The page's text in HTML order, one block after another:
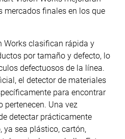
mercados finales en los que
Works clasifican rápida y
por tamaño y defecto, lo
defectuosos de la línea.
el detector de materiales
para encontrar
pertenecen. Una vez
detectar prácticamente
ya sea plástico, cartón,